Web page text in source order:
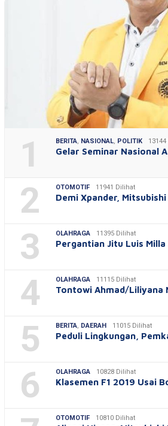
1 BERITA, NASIONAL, POLITIK
Gelar Seminar Nasional
2 OTOMOTIF 11941 Dilihat
Demi Xpander,
3 OLAHRAGA 11395 Dilihat
Pergantian Jitu Luis
4 OLAHRAGA 11115 Dilihat
Tontowi Ahmad/Liliyana
5 BERITA, DAERAH 11015 Dilihat
Peduli Lingkungan,
6 OLAHRAGA 10828 Dilihat
Klasemen F1 2019 Usai
OTOMOTIF 10810 Dilihat